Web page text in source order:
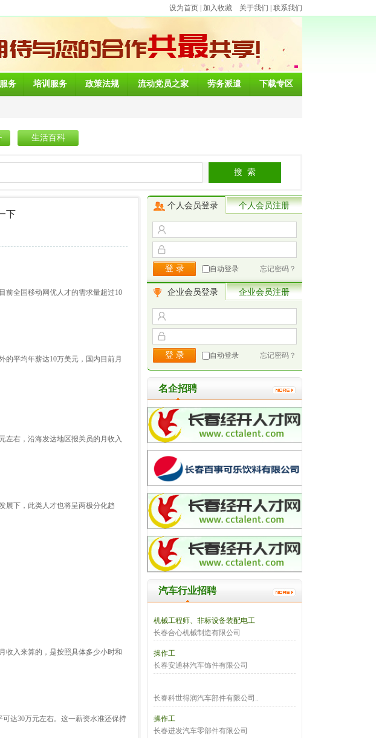
设为首页 加入收藏 关于我们 联系我们
务 培训服务 政策法规 流动党员之家 劳务派遣 下载专区
生活百科
下
前全国移动网优人才的需求量超过10
的平均年薪达10万美元，国内目前月
左右，沿海发达地区报关员的月收入
展下，此类人才也将呈两极分化趋
收入来算的，是按照具体多少小时和
达30万元左右。这一薪资水准还保持
个人会员登录 个人会员注册
自动登录 忘记密码？
企业会员登录 企业会员注册
自动登录 忘记密码？
名企招聘
汽车行业招聘
机械工程师、非标设备装配电工
长春合心机械制造有限公司
操作工
长春安通林汽车饰件有限公司
长春科世得润汽车部件有限公司..
操作工
长春进发汽车零部件有限公司